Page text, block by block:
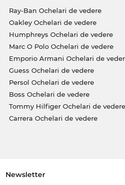
Ray-Ban Ochelari de vedere
Oakley Ochelari de vedere
Humphreys Ochelari de vedere
Marc O Polo Ochelari de vedere
Emporio Armani Ochelari de
Guess Ochelari de vedere
Persol Ochelari de vedere
Boss Ochelari de vedere
Tommy Hilfiger Ochelari de vedere
Carrera Ochelari de vedere
Newsletter